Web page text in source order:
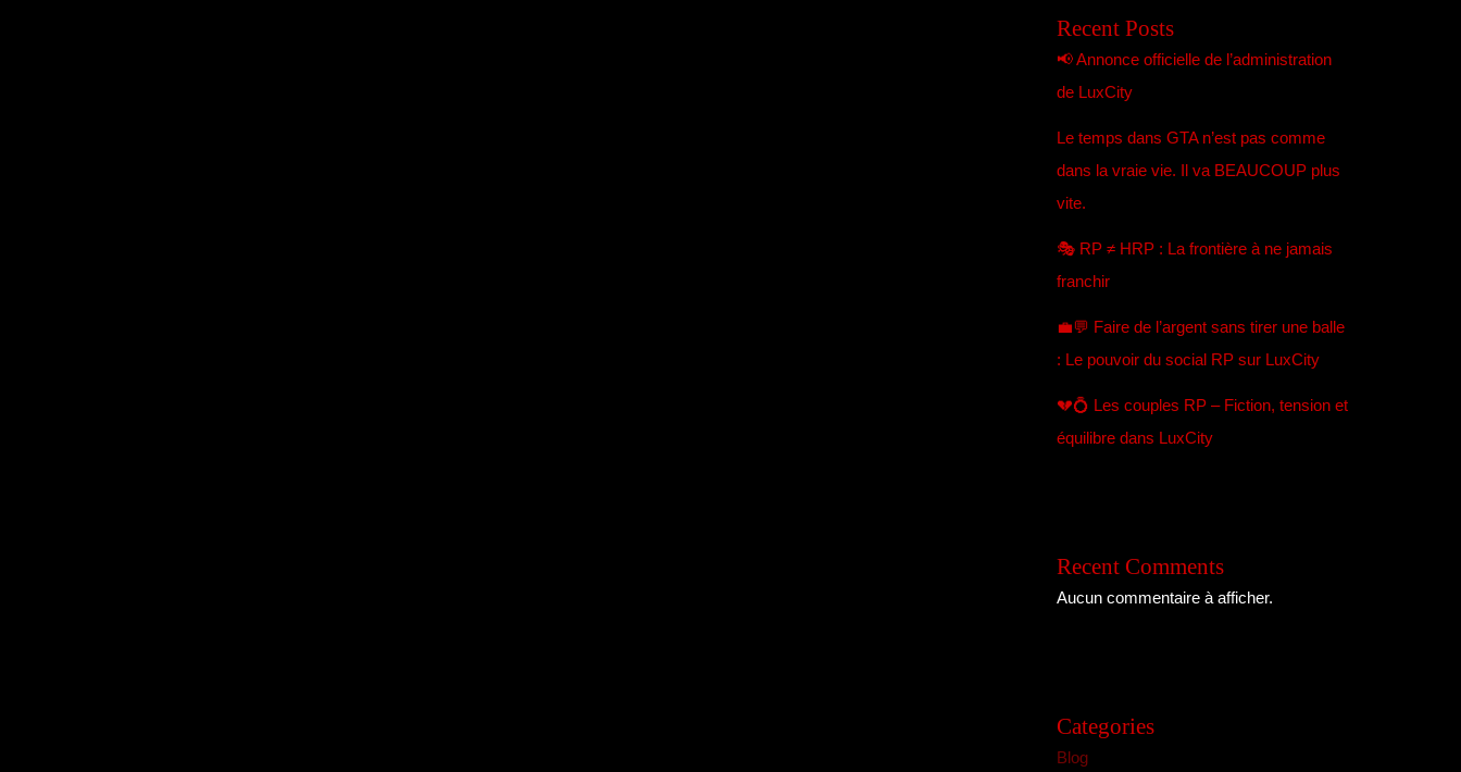
Recent Posts
📢 Annonce officielle de l’administration
de LuxCity
Le temps dans GTA n’est pas comme
dans la vraie vie. Il va BEAUCOUP plus
vite.
🎭 RP ≠ HRP : La frontière à ne jamais
franchir
💼💬 Faire de l’argent sans tirer une balle
: Le pouvoir du social RP sur LuxCity
💔💍 Les couples RP – Fiction, tension et
équilibre dans LuxCity
Recent Comments
Aucun commentaire à afficher.
Categories
Blog